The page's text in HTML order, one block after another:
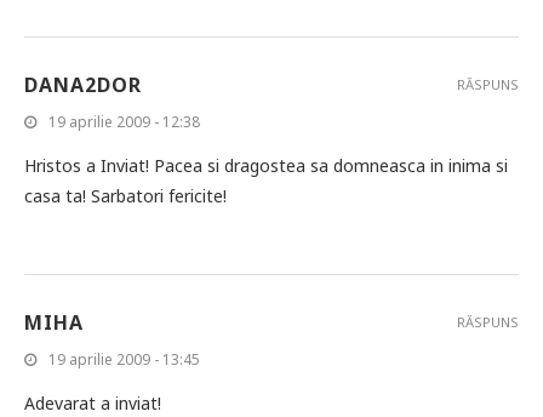
DANA2DOR
19 aprilie 2009 - 12:38
Hristos a Inviat! Pacea si dragostea sa domneasca in inima si
casa ta! Sarbatori fericite!
RĂSPUNS
MIHA
19 aprilie 2009 - 13:45
Adevarat a inviat!
RĂSPUNS